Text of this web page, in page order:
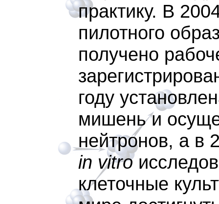
практику. В
пилотного
получено
году
мишень и
нейтронов, а в
in vitro
клеточные